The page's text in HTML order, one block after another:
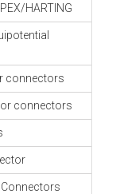
HARTING
connectors
connectors
Connectors